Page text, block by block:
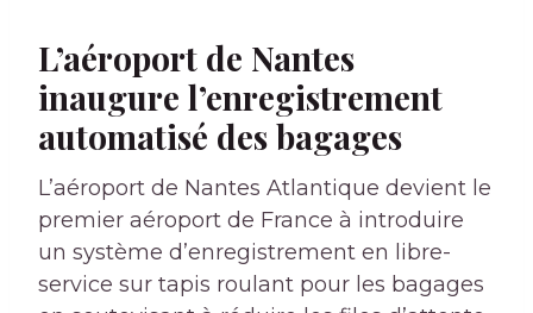
L’aéroport de Nantes
inaugure l’enregistrement
automatisé des bagages
L’aéroport de Nantes Atlantique devient le
premier aéroport de France à introduire
un système d’enregistrement en libre-
service sur tapis roulant pour les bagages